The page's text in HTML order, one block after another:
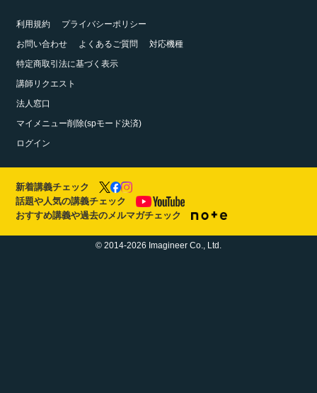
利用規約
プライバシーポリシー
お問い合わせ
よくあるご質問
対応機種
特定商取引法に基づく表示
講師リクエスト
法人窓口
マイメニュー削除(spモード決済)
ログイン
新着講義チェック
話題や人気の講義チェック
おすすめ講義や過去のメルマガチェック
© 2014-2026 Imagineer Co., Ltd.